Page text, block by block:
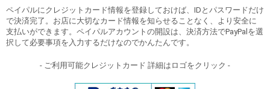
ペイパルにクレジットカード情報を登録しておけば、IDとパスワードだけ
で決済完了。お店に大切なカード情報を知らせることなく、より安全に
支払いができます。ペイパルアカウントの開設は、決済方法でPayPalを選
択して必要事項を入力するだけなのでかんたんです。
- ご利用可能クレジットカード 詳細はロゴをクリック -